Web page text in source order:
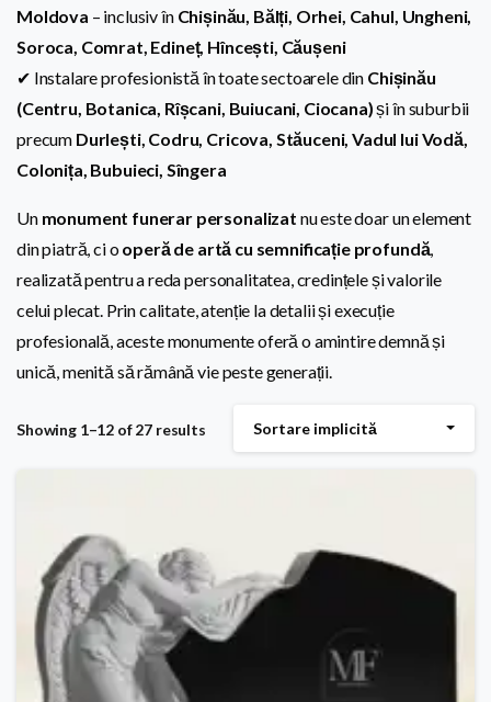
Moldova – inclusiv în Chișinău, Bălți, Orhei, Cahul, Ungheni,
Soroca, Comrat, Edineț, Hîncești, Căușeni
✔ Instalare profesionistă în toate sectoarele din Chișinău
(Centru, Botanica, Rîșcani, Buiucani, Ciocana)și în suburbii
precum Durlești, Codru, Cricova, Stăuceni, Vadul lui Vodă,
Colonița, Bubuieci, Sîngera
Un monument funerar personalizat nu este doar un element
din piatră, ci ooperă de artă cu semnificație profundă,
realizată pentru a reda personalitatea, credințele și valorile
celui plecat. Prin calitate, atenție la detalii și execuție
profesională, aceste monumente oferă o amintire demnă și
unică, menită să rămână vie peste generații.
Showing 1–12 of 27 results Sortare implicită